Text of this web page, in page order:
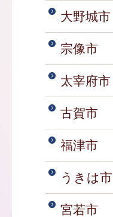
大野城市
宗像市
太宰府市
古賀市
福津市
うきは市
宮若市